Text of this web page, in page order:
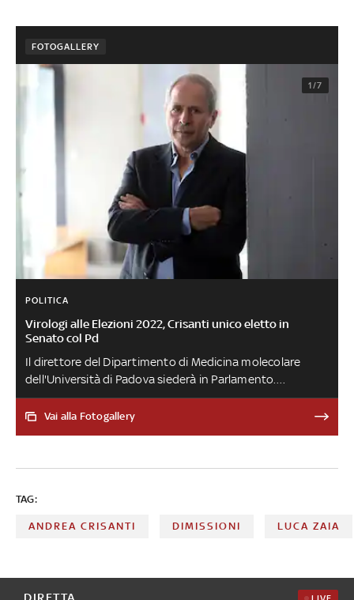
FOTOGALLERY
1/7
POLITICA
Virologi alle Elezioni 2022, Crisanti unico eletto in
Senato col Pd
Il direttore del Dipartimento di Medicina molecolare
dell'Università di Padova siederà in Parlamento.
L'epidemiologo, candidato con il centrosinistra nel
collegio uninominale del Senato in Salento, è stato
Vai alla Fotogallery
TAG:
ANDREA CRISANTI DIMISSIONI LUCA ZAIA
DIRETTA